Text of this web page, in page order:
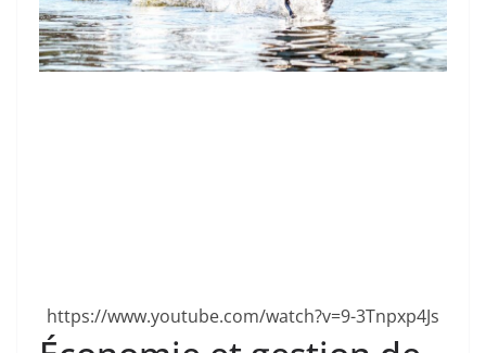
https://www.youtube.com/watch?v=9-3Tnpxp4Js